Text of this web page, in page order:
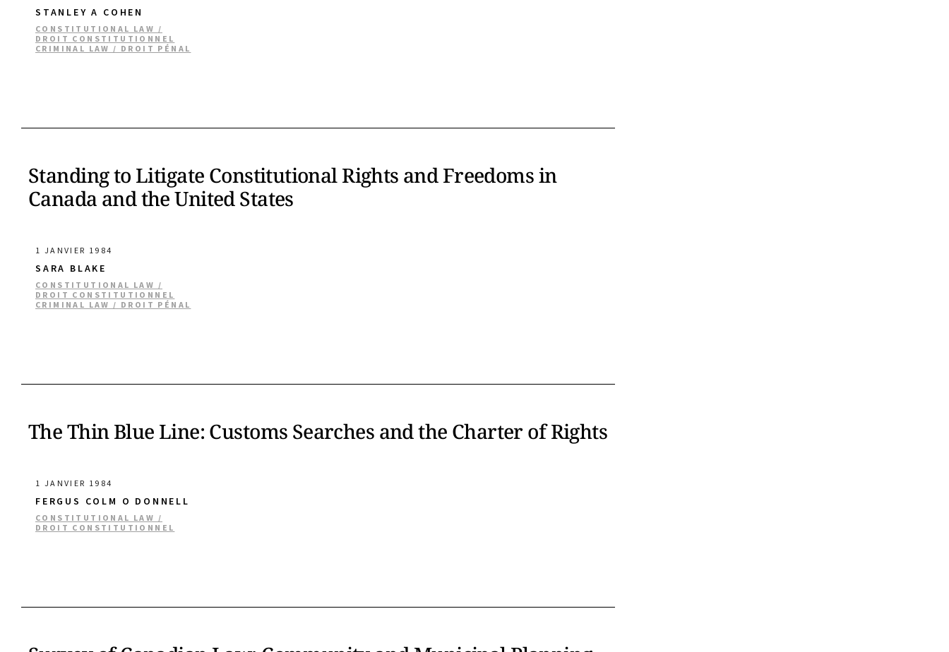
STANLEY A COHEN
CONSTITUTIONAL LAW /
DROIT CONSTITUTIONNEL
CRIMINAL LAW / DROIT PÉNAL
Standing to Litigate Constitutional Rights and Freedoms in
Canada and the United States
1 JANVIER 1984
SARA BLAKE
CONSTITUTIONAL LAW /
DROIT CONSTITUTIONNEL
CRIMINAL LAW / DROIT PÉNAL
The Thin Blue Line: Customs Searches and the Charter of Rights
1 JANVIER 1984
FERGUS COLM O DONNELL
CONSTITUTIONAL LAW /
DROIT CONSTITUTIONNEL